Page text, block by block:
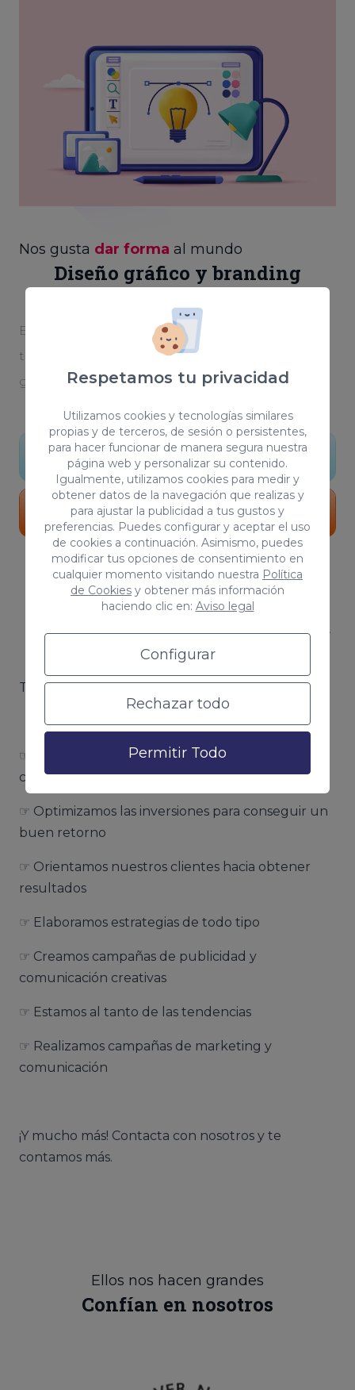
Respetamos tu privacidad
Utilizamos cookies y tecnologías similares
propias y de terceros, de sesión o persistentes,
para hacer funcionar de manera segura nuestra
página web y personalizar su contenido.
Igualmente, utilizamos cookies para medir y
obtener datos de la navegación que realizas y
para ajustar la publicidad a tus gustos y
preferencias. Puedes configurar y aceptar el uso
de cookies a continuación. Asimismo, puedes
modificar tus opciones de consentimiento en
cualquier momento visitando nuestra Política
de Cookies y obtener más información
haciendo clic en: Aviso legal
Configurar
Rechazar todo
Permitir Todo
Nos gusta dar forma al mundo
Diseño gráfico y branding
El diseño es la primera piedra para hacer realidad
tu proyecto. Somos una agencia de diseño
gráfico que da forma a tus ideas y sueños.
Conocer más
Portfolio
¿En qué áreas trabaja una agencia
de publicidad?
Trabajamos la publicidad de la siguiente manera:
☞ Ayudamos a que los anunciantes y
consumidores se encuentren
☞ Optimizamos las inversiones para conseguir un
buen retorno
☞ Orientamos nuestros clientes hacia obtener
resultados
☞ Elaboramos estrategias de todo tipo
☞ Creamos campañas de publicidad y
comunicación creativas
☞ Estamos al tanto de las tendencias
☞ Realizamos campañas de marketing y
comunicación
¡Y mucho más! Contacta con nosotros y te
contamos más.
Ellos nos hacen grandes
Confían en nosotros